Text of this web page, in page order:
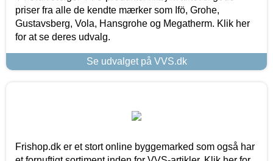
priser fra alle de kendte mærker som Ifö, Grohe,
Gustavsberg, Vola, Hansgrohe og Megatherm. Klik her
for at se deres udvalg.
Se udvalget på VVS.dk
Frishop.dk er et stort online byggemarked som også har